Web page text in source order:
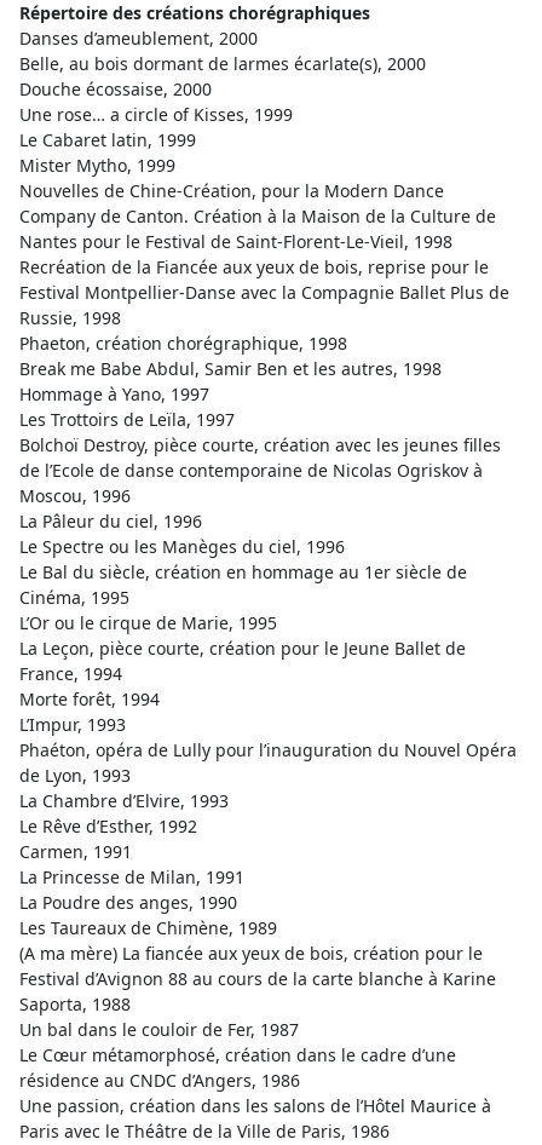
Répertoire des créations chorégraphiques
Danses d’ameublement, 2000
Belle, au bois dormant de larmes écarlate(s), 2000
Douche écossaise, 2000
Une rose… a circle of Kisses, 1999
Le Cabaret latin, 1999
Mister Mytho, 1999
Nouvelles de Chine-Création, pour la Modern Dance
Company de Canton. Création à la Maison de la Culture de
Nantes pour le Festival de Saint-Florent-Le-Vieil, 1998
Recréation de la Fiancée aux yeux de bois, reprise pour le
Festival Montpellier-Danse avec la Compagnie Ballet Plus de
Russie, 1998
Phaeton, création chorégraphique, 1998
Break me Babe Abdul, Samir Ben et les autres, 1998
Hommage à Yano, 1997
Les Trottoirs de Leïla, 1997
Bolchoï Destroy, pièce courte, création avec les jeunes filles
de l’Ecole de danse contemporaine de Nicolas Ogriskov à
Moscou, 1996
La Pâleur du ciel, 1996
Le Spectre ou les Manèges du ciel, 1996
Le Bal du siècle, création en hommage au 1er siècle de
Cinéma, 1995
L’Or ou le cirque de Marie, 1995
La Leçon, pièce courte, création pour le Jeune Ballet de
France, 1994
Morte forêt, 1994
L’Impur, 1993
Phaéton, opéra de Lully pour l’inauguration du Nouvel Opéra
de Lyon, 1993
La Chambre d’Elvire, 1993
Le Rêve d’Esther, 1992
Carmen, 1991
La Princesse de Milan, 1991
La Poudre des anges, 1990
Les Taureaux de Chimène, 1989
(A ma mère) La fiancée aux yeux de bois, création pour le
Festival d’Avignon 88 au cours de la carte blanche à Karine
Saporta, 1988
Un bal dans le couloir de Fer, 1987
Le Cœur métamorphosé, création dans le cadre d’une
résidence au CNDC d’Angers, 1986
Une passion, création dans les salons de l’Hôtel Maurice à
Paris avec le Théâtre de la Ville de Paris, 1986